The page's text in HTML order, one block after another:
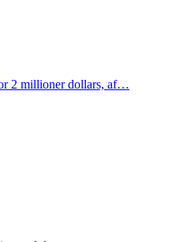
2 millioner dollars, af…